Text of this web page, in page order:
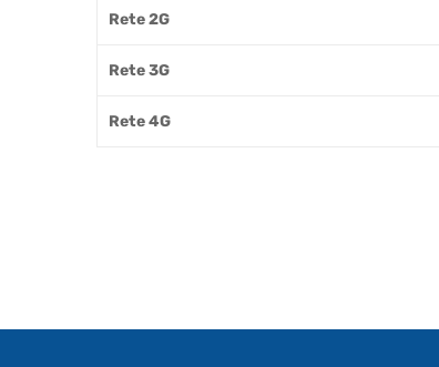
Rete 2G
Rete 3G
Rete 4G